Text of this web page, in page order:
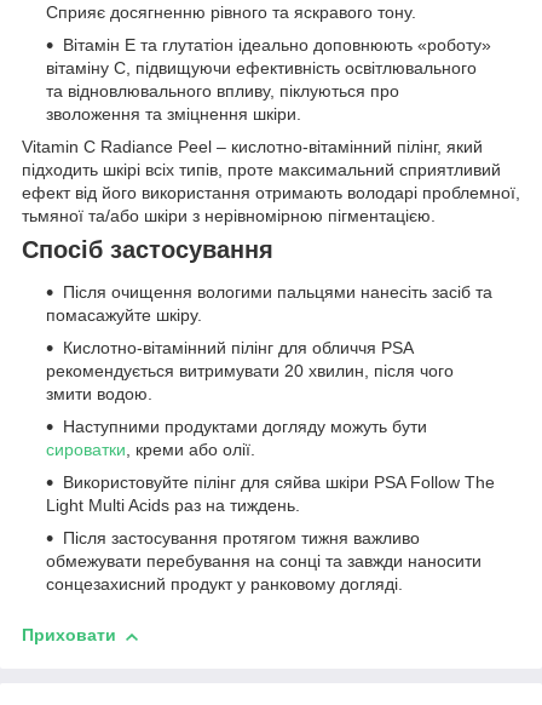
Сприяє досягненню рівного та яскравого тону.
Вітамін Е та глутатіон ідеально доповнюють «роботу»
вітаміну С, підвищуючи ефективність освітлювального
та відновлювального впливу, піклуються про
зволоження та зміцнення шкіри.
Vitamin C Radiance Peel – кислотно-вітамінний пілінг, який
підходить шкірі всіх типів, проте максимальний сприятливий
ефект від його використання отримають володарі проблемної,
тьмяної та/або шкіри з нерівномірною пігментацією.
Спосіб застосування
Після очищення вологими пальцями нанесіть засіб та
помасажуйте шкіру.
Кислотно-вітамінний пілінг для обличчя PSA
рекомендується витримувати 20 хвилин, після чого
змити водою.
Наступними продуктами догляду можуть бути
сироватки, креми або олії.
Використовуйте пілінг для сяйва шкіри PSA Follow The
Light Multi Acids раз на тиждень.
Після застосування протягом тижня важливо
обмежувати перебування на сонці та завжди наносити
сонцезахисний продукт у ранковому догляді.
Приховати